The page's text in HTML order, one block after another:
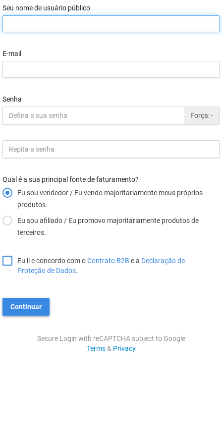
Seu nome de usuário público
E-mail
Senha
Força:-
Qual é a sua principal fonte de faturamento?
Eu sou vendedor / Eu vendo majoritariamente meus próprios
produtos.
Eu sou afiliado / Eu promovo majoritariamente produtos de
terceiros.
Eu li e concordo com oContrato B2B e a Declaração de
Proteção de Dados.
Continuar
Secure Login with reCAPTCHA subject to Google
Terms& Privacy